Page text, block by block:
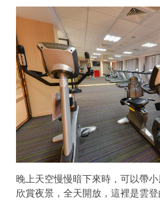
晚上天空慢慢暗下來時，可以帶
欣賞夜景，全天開放，這裡是雲登